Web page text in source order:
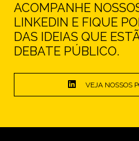
ACOMPANHE
LINKEDIN E FIQUE
DAS IDEIAS QUE
DEBATE PÚBLICO.
VEJA NOSSOS